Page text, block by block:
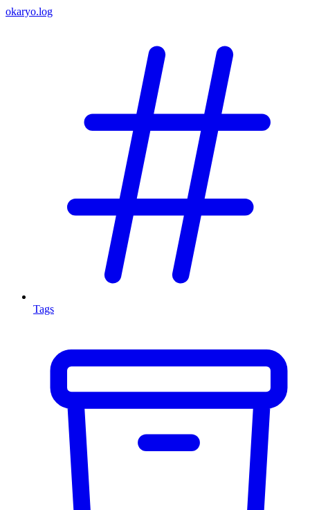
okaryo.log
Tags